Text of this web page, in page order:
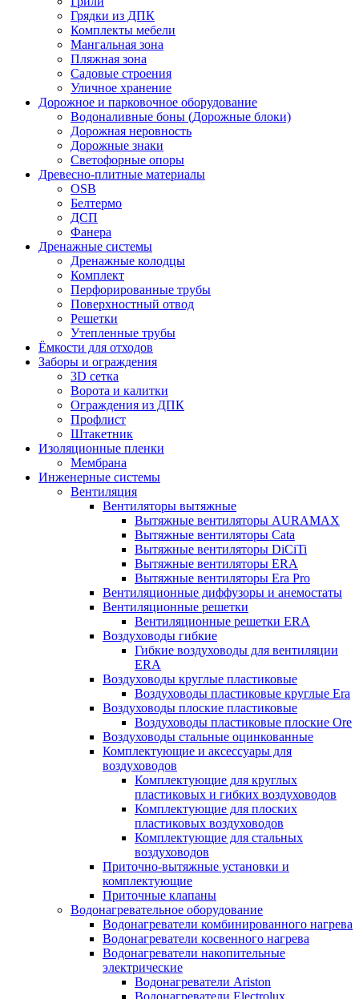
Грядки из ДПК
Комплекты мебели
Мангальная зона
Пляжная зона
Садовые строения
Уличное хранение
Дорожное и парковочное оборудование
Водоналивные боны (Дорожные блоки)
Дорожная неровность
Дорожные знаки
Светофорные опоры
Древесно-плитные материалы
OSB
Белтермо
ДСП
Фанера
Дренажные системы
Дренажные колодцы
Комплект
Перфорированные трубы
Поверхностный отвод
Решетки
Утепленные трубы
Ёмкости для отходов
Заборы и ограждения
3D сетка
Ворота и калитки
Ограждения из ДПК
Профлист
Штакетник
Изоляционные пленки
Мембрана
Инженерные системы
Вентиляция
Вентиляторы вытяжные
Вытяжные вентиляторы AURAMAX
Вытяжные вентиляторы Cata
Вытяжные вентиляторы DiCiTi
Вытяжные вентиляторы ERA
Вытяжные вентиляторы Era Pro
Вентиляционные диффузоры и анемостаты
Вентиляционные решетки
Вентиляционные решетки ERA
Воздуховоды гибкие
Гибкие воздуховоды для вентиляции
ERA
Воздуховоды круглые пластиковые
Воздуховоды пластиковые круглые Era
Воздуховоды плоские пластиковые
Воздуховоды пластиковые плоские Ore
Воздуховоды стальные оцинкованные
Комплектующие и аксессуары для
воздуховодов
Комплектующие для круглых
пластиковых и гибких воздуховодов
Комплектующие для плоских
пластиковых воздуховодов
Комплектующие для стальных
воздуховодов
Приточно-вытяжные установки и
комплектующие
Приточные клапаны
Водонагревательное оборудование
Водонагреватели комбинированного нагрева
Водонагреватели косвенного нагрева
Водонагреватели накопительные
электрические
Водонагреватели Ariston